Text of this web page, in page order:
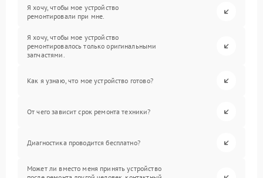
Я хочу, чтобы мое устройство
ремонтировали при мне.
Я хочу, чтобы мое устройство
ремонтировалось только оригинальными
запчастями.
Как я узнаю, что мое устройство готово?
От чего зависит срок ремонта техники?
Диагностика проводится бесплатно?
Может ли вместо меня принять устройство